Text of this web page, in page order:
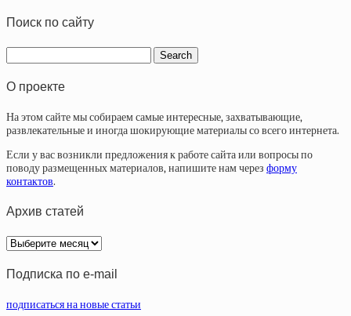
Поиск по сайту
О проекте
На этом сайте мы собираем самые интересные, захватывающие,
развлекательные и иногда шокирующие материалы со всего интернета.
Если у вас возникли предложения к работе сайта или вопросы по
поводу размещенных материалов, напишите нам через форму
контактов.
Архив статей
Архив
статей
Подписка по e-mail
подписаться на новые статьи